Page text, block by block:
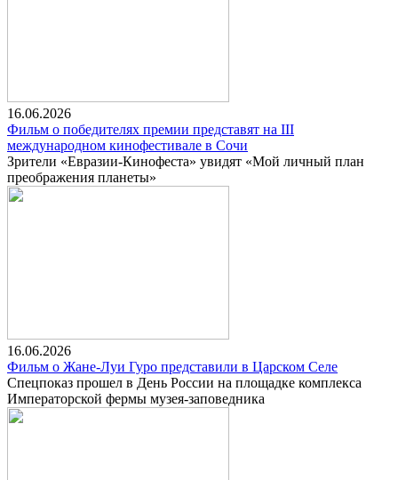
16.06.2026
Фильм о победителях премии представят на III
международном кинофестивале в Сочи
Зрители «Евразии-Кинофеста» увидят «Мой личный план
преображения планеты»
16.06.2026
Фильм о Жане-Луи Гуро представили в Царском Селе
Спецпоказ прошел в День России на площадке комплекса
Императорской фермы музея-заповедника